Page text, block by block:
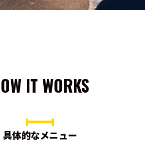
IT WORKS
具体的なメニュー